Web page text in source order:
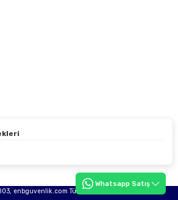
enbguvenlik.com Tüm hakları saklıdır.
Whatsapp Satış